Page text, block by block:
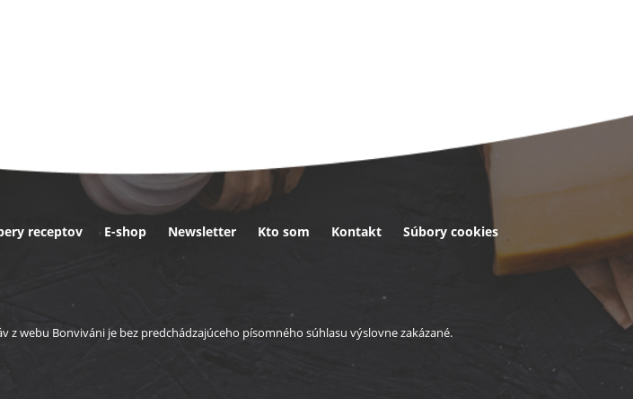
receptov E-shop Newsletter Kto som Kontakt Súbory cookies
webu Bonviváni je bez predchádzajúceho písomného súhlasu výslovne zakázané.